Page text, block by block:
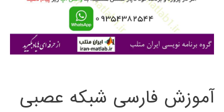
ی
آموزش فارسی شبکه عصبی